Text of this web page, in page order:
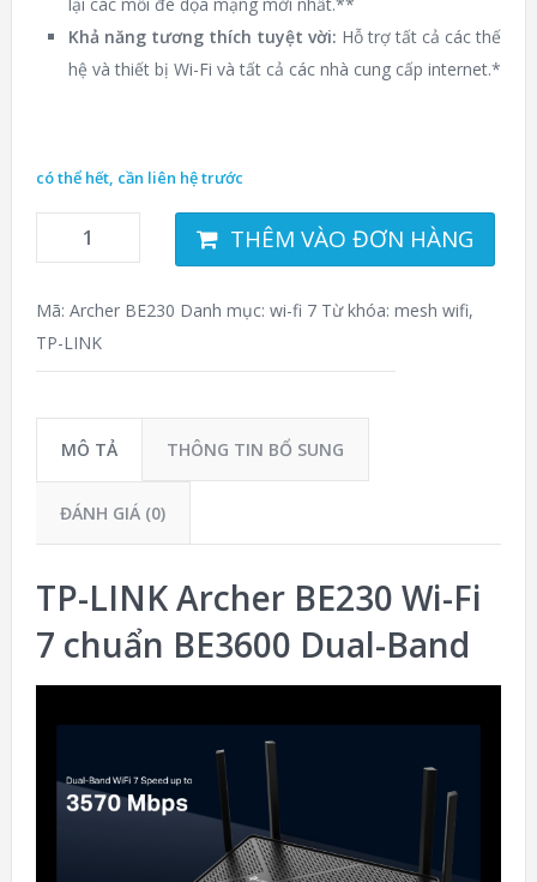
Khả năng tương thích tuyệt vời: Hỗ trợ tất cả các thế
hệ và thiết bị Wi-Fi và tất cả các nhà cung cấp internet.*
có thể hết, cần liên hệ trước
THÊM VÀO ĐƠN HÀNG
Mã: Archer BE230 Danh mục: wi-fi 7 Từ khóa: mesh wifi,
TP-LINK
MÔ TẢ THÔNG TIN BỔ SUNG
ĐÁNH GIÁ (0)
TP-LINK Archer BE230 Wi-Fi
7 chuẩn BE3600 Dual-Band